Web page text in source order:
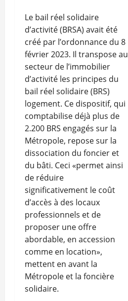
Le bail réel solidaire
d’activité (BRSA) avait été
créé par l’ordonnance du 8
février 2023. Il transpose au
secteur de l’immobilier
d’activité les principes du
bail réel solidaire (BRS)
logement. Ce dispositif, qui
comptabilise déjà plus de
2.200 BRS engagés sur la
Métropole, repose sur la
dissociation du foncier et
du bâti. Ceci «permet ainsi
de réduire
significativement le coût
d’accès à des locaux
professionnels et de
proposer une offre
abordable, en accession
comme en location»,
mettent en avant la
Métropole et la foncière
solidaire.